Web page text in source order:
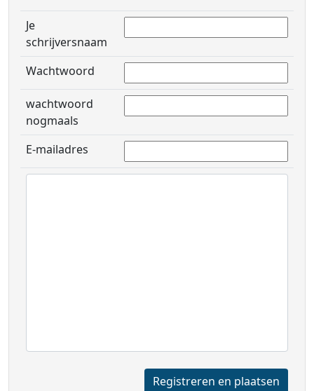
Je
schrijversnaam
Wachtwoord
wachtwoord
nogmaals
E-mailadres
Registreren en plaatsen